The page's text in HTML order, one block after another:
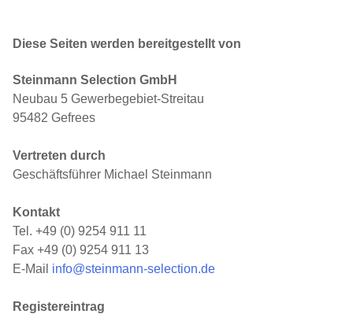
Diese Seiten werden bereitgestellt von
Steinmann Selection GmbH
Neubau 5 Gewerbegebiet-Streitau
95482 Gefrees
Vertreten durch
Geschäftsführer Michael Steinmann
Kontakt
Tel. +49 (0) 9254 911 11
Fax +49 (0) 9254 911 13
E-Mail info@steinmann-selection.de
Registereintrag